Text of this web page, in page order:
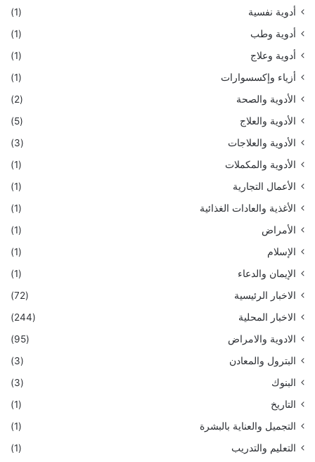
أدوية نفسية
(1)
أدوية وطب
(1)
أدوية وعلاج
(1)
أزياء وإكسسوارات
(1)
الأدوية والصحة
(2)
الأدوية والعلاج
(5)
الأدوية والعلاجات
(3)
الأدوية والمكملات
(1)
الأعمال التجارية
(1)
الأغذية والعادات الغذائية
(1)
الأمراض
(1)
الإسلام
(1)
الإيمان والدعاء
(1)
الاخبار الرئيسية
(72)
الاخبار المحلية
(244)
الادوية والامراض
(95)
البترول والمعادن
(3)
البنوك
(3)
التاريخ
(1)
التجميل والعناية بالبشرة
(1)
التعليم والتدريب
(1)